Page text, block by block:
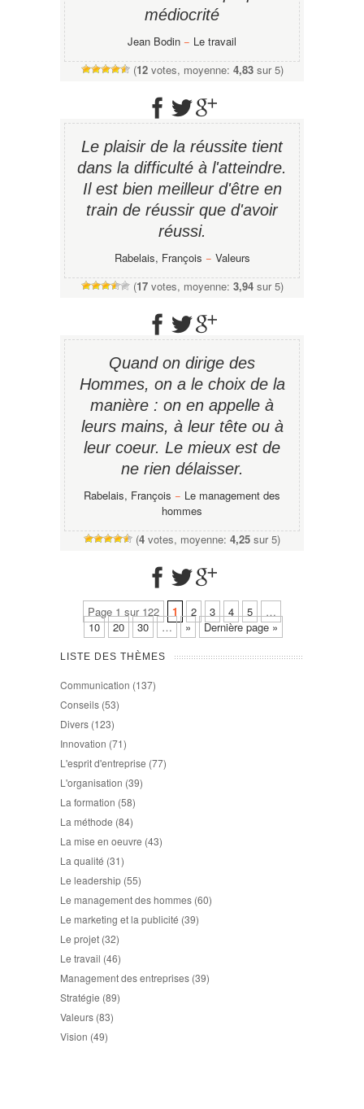
médiocrité
Jean Bodin − Le travail
(12votes, moyenne: 4,83sur 5)
Le plaisir de la réussite tient
dans la difficulté à l'atteindre.
Il est bien meilleur d'être en
train de réussir que d'avoir
réussi.
Rabelais, François − Valeurs
(17votes, moyenne: 3,94sur 5)
Quand on dirige des
Hommes, on a le choix de la
manière : on en appelle à
leurs mains, à leur tête ou à
leur coeur. Le mieux est de
ne rien délaisser.
Rabelais, François − Le management des
hommes
(4 votes, moyenne: 4,25 sur 5)
Page 1 sur 122 1 2 3 4 5
…
10
20 30 … » Dernière page »
LISTE DES THÈMES
Communication (137)
Conseils (53)
Divers (123)
Innovation (71)
L'esprit d'entreprise (77)
L'organisation (39)
La formation (58)
La méthode (84)
La mise en oeuvre (43)
La qualité (31)
Le leadership (55)
Le management des hommes (60)
Le marketing et la publicité (39)
Le projet (32)
Le travail (46)
Management des entreprises (39)
Stratégie (89)
Valeurs (83)
Vision (49)